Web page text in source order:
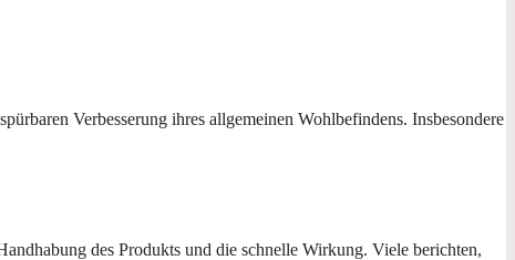
Verbesserung ihres allgemeinen Wohlbefindens. Insbesondere
des Produkts und die schnelle Wirkung. Viele berichten,